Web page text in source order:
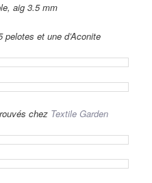
aig 3.5 mm
et une d’Aconite
chez Textile Garden